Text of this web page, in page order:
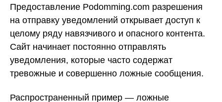
Предоставление Podomming.com разрешения
на отправку уведомлений открывает доступ к
целому ряду навязчивого и опасного контента.
Сайт начинает постоянно отправлять
уведомления, которые часто содержат
тревожные и совершенно ложные сообщения.
Распространенный пример — ложные